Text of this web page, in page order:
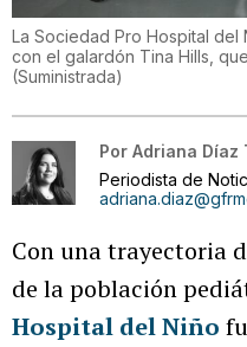
La Sociedad Pro Hospital
con el galardón Tina Hills,
(Suministrada)
Por Adriana Díaz
Periodista de
Con una trayectoria
de la población
Hospital del Niño